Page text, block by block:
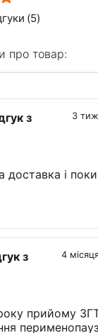
(5)
про товар:
3
з
доставка і
4
з
прийому